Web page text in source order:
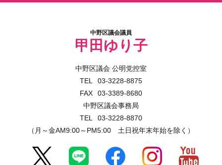
中野区議会議員
甲田ゆり子
中野区議会 公明党控室
03-3228-8875
03-3389-8680
中野区議会事務局
03-3228-8870
（月～金AM9:00～PM5:00 土日祝年末年始を除く）